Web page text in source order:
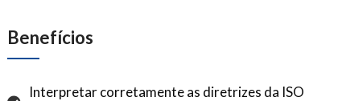
Benefícios
Interpretar corretamente as diretrizes da ISO